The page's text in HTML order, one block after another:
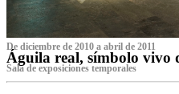
De diciembre de 2010 a abril de 2011
Águila real, símbolo vivo
Sala de exposiciones temporales